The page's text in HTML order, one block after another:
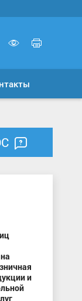
Карта
сайта
версию
для
и